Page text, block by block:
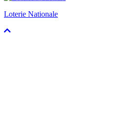
Loterie Nationale
Faire